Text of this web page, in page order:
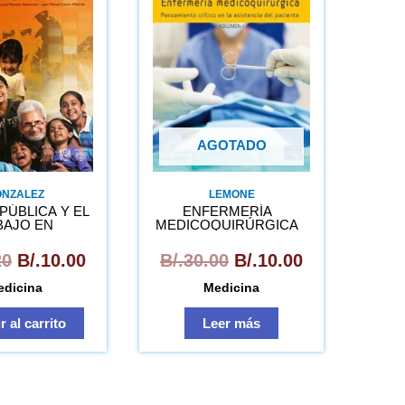
Y EL
EN
original
era:
B/.31.20.
B/.10.00
B/.10.00.
al carrito
AGOTADO
LEMONE
ENFERMERÍA
MEDICOQUIRÚRGICA
B/.30.00
original
era:
B/.30.00.
B/.10.00
es:
B/.10.00.
Medicina
Leer más